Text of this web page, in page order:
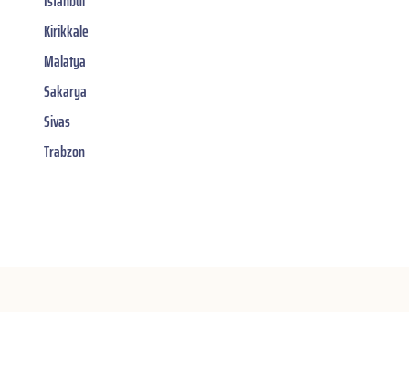
Kirikkale
Malatya
Sakarya
Sivas
Trabzon